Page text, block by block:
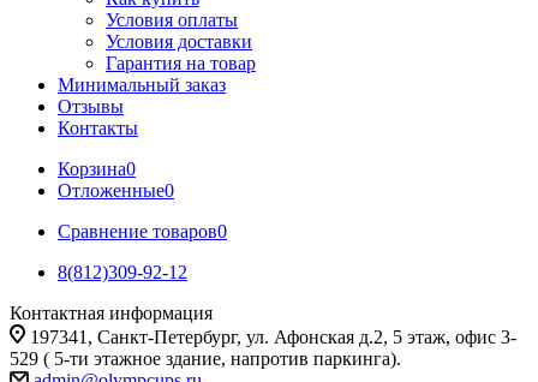
Условия оплаты
Условия доставки
Гарантия на товар
Минимальный заказ
Отзывы
Контакты
Корзина0
Отложенные0
Сравнение товаров0
8(812)309-92-12
Контактная информация
197341, Санкт-Петербург, ул. Афонская д.2, 5 этаж, офис 3-
529 ( 5-ти этажное здание, напротив паркинга).